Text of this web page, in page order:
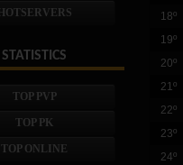
HOTSERVERS
STATISTICS
TOP PVP
TOP PK
TOP ONLINE
18º
19º
20º
21º
22º
23º
24º